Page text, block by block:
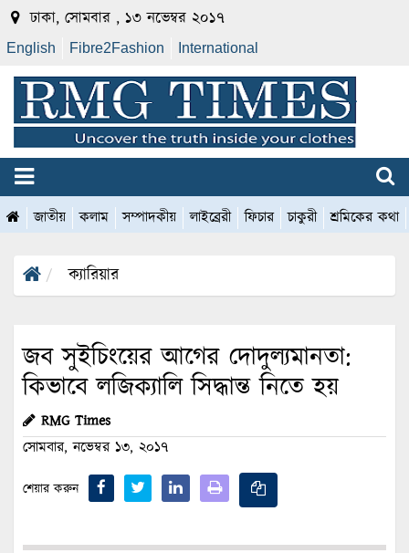
ঢাকা, সোমবার , ১৩ নভেম্বর ২০১৭
English Fibre2Fashion International
জাতীয় কলাম সম্পাদকীয় লাইব্রেরী ফিচার চাকুরী শ্রমিকের কথা
ক্যারিয়ার
জব সুইচিংয়ের আগের দোদুল্যমানতা:
কিভাবে লজিক্যালি সিদ্ধান্ত নিতে হয়
RMG Times
সোমবার, নভেম্বর ১৩, ২০১৭
শেয়ার করুন